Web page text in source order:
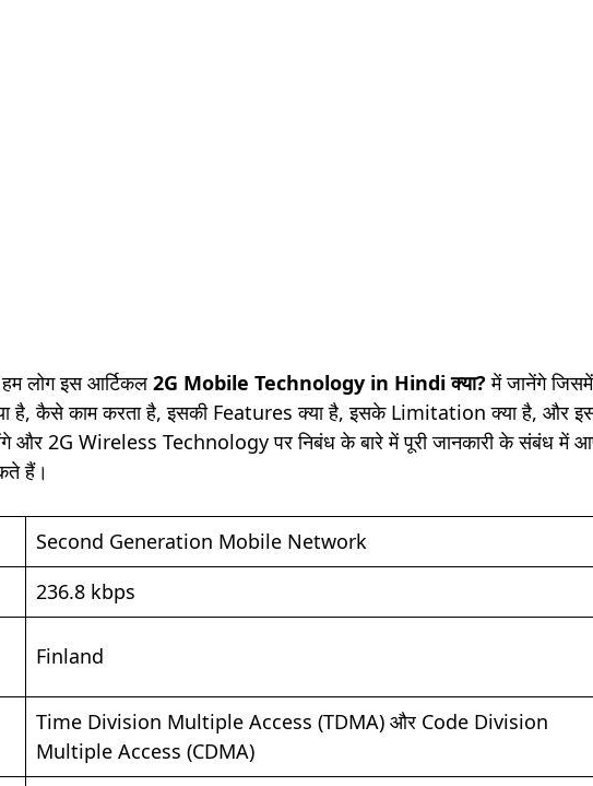
लोग इस आर्टिकल 2G Mobile Technology in Hindi क्या?में जानेंगे जिसमें
है, कैसे काम करता है, इसकी Features क्या है, इसके Limitation क्या है, और
और 2G Wireless Technology पर निबंध के बारे में पूरी जानकारी के संबंध में
हैं।
Second Generation Mobile Network
236.8 kbps
Finland
Time Division Multiple Access (TDMA) और Code Division
Multiple Access (CDMA)